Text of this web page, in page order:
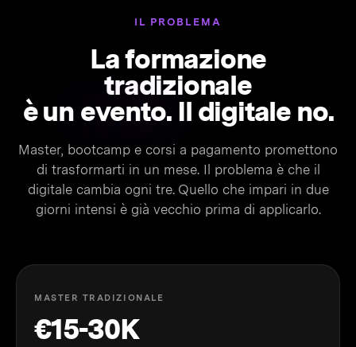
IL PROBLEMA
La formazione
tradizionale
è un evento.Il digitale no.
Master, bootcamp e corsi a pagamento promettono
di trasformarti in un mese. Il problema è che il
digitale cambia ogni tre. Quello che impari in due
giorni intensi è già vecchio prima di applicarlo.
MASTER TRADIZIONALE
€15-30K